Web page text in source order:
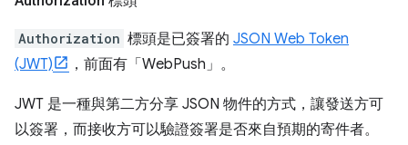
Authorization 標頭是已簽署的 JSON Web Token
(JWT)
，前面有「WebPush」。
JWT 是一種與第二方分享 JSON 物件的方式，讓發送方可
以簽署，而接收方可以驗證簽署是否來自預期的寄件者。